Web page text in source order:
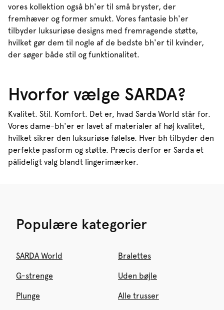
vores kollektion også bh'er til små bryster, der
fremhæver og former smukt. Vores fantasie bh'er
tilbyder luksuriøse designs med fremragende støtte,
hvilket gør dem til nogle af de bedste bh'er til kvinder,
der søger både stil og funktionalitet.
Hvorfor vælge SARDA?
Kvalitet. Stil. Komfort. Det er, hvad Sarda World står for.
Vores dame-bh'er er lavet af materialer af høj kvalitet,
hvilket sikrer den luksuriøse følelse. Hver bh tilbyder den
perfekte pasform og støtte. Præcis derfor er Sarda et
pålideligt valg blandt lingerimærker.
Populære kategorier
SARDA World Bralettes
G-strenge Uden bøjle
Plunge Alle trusser